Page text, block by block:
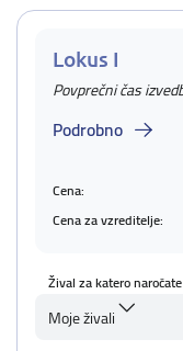
Lokus I
Povprečni čas
Podrobno
Cena:
Cena za vzreditelje:
Žival za katero
Moje živali